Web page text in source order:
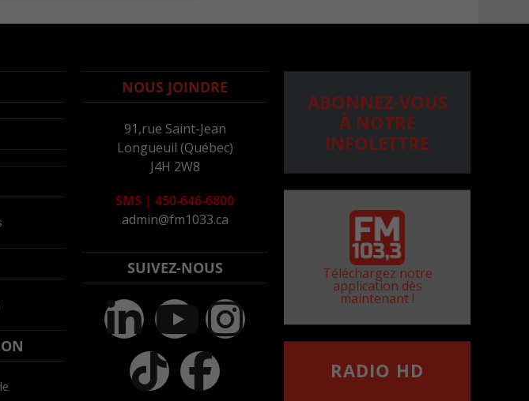
NOUS JOINDRE
91,rue Saint-Jean
Longueuil (Québec)
J4H 2W8
SMS | 450-646-6800
admin@fm1033.ca
SUIVEZ-NOUS
ABONNEZ-VOUS
À NOTRE
INFOLETTRE
Téléchargez notre
application dès
maintenant !
RADIO HD